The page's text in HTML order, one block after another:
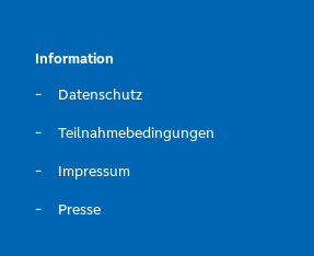
Information
Datenschutz
Teilnahmebedingungen
Impressum
Presse